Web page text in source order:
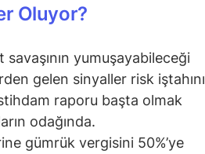
Oluyor?
yumuşayabileceği
gelen sinyaller risk iştahını
raporu başta olmak
odağında.
gümrük vergisini 50%’ye